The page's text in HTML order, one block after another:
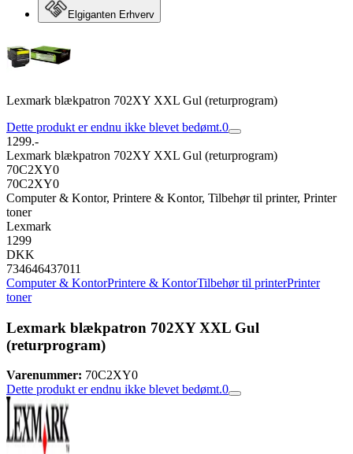
Elgiganten Erhverv
Lexmark blækpatron 702XY XXL Gul (returprogram)
Dette produkt er endnu ikke blevet bedømt.0
1299.-
Lexmark blækpatron 702XY XXL Gul (returprogram)
70C2XY0
70C2XY0
Computer & Kontor, Printere & Kontor, Tilbehør til printer, Printer
toner
Lexmark
1299
DKK
734646437011
Computer & KontorPrintere & KontorTilbehør til printerPrinter
toner
Lexmark blækpatron 702XY XXL Gul
(returprogram)
Varenummer: 70C2XY0
Dette produkt er endnu ikke blevet bedømt.0